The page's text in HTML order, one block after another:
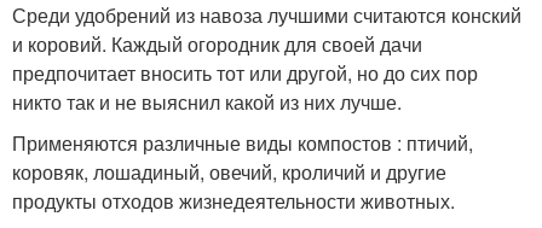
Среди удобрений из навоза лучшими считаются конский
и коровий. Каждый огородник для своей дачи
предпочитает вносить тот или другой, но до сих пор
никто так и не выяснил какой из них лучше.
Применяются различные виды компостов : птичий,
коровяк, лошадиный, овечий, кроличий и другие
продукты отходов жизнедеятельности животных.